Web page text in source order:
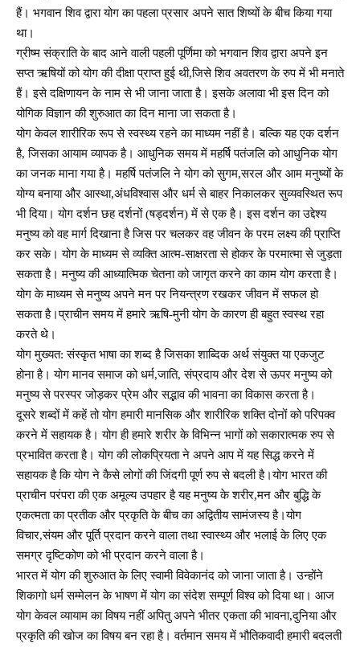
हैं। भगवान शिव द्वारा योग का पहला प्रसार अपने सात शिष्यों के बीच किया गया
था।
ग्रीष्म संक्राति के बाद आने वाली पहली पूर्णिमा को भगवान शिव द्वारा अपने इन
सप्त ऋषियों को योग की दीक्षा प्राप्त हुई थी,जिसे शिव अवतरण के रुप में भी मनाते
हैं। इसे दक्षिणायन के नाम से भी जाना जाता है। इसके अलावा भी इस दिन को
योगिक विज्ञान की शुरुआत का दिन माना जा सकता है।
योग केवल शारीरिक रूप से स्वस्थ्य रहने का माध्यम नहीं है। बल्कि यह एक दर्शन
है, जिसका आयाम व्यापक है। आधुनिक समय में महर्षि पतंजलि को आधुनिक योग
का जनक माना गया है। महर्षि पतंजलि ने योग को सुगम,सरल और आम मनुष्यों के
योग्य बनाया और आस्था,अंधविश्वास और धर्म से बाहर निकालकर सुव्यवस्थित रूप
भी दिया। योग दर्शन छह दर्शनों (षड्दर्शन) में से एक है। इस दर्शन का उद्देश्य
मनुष्य को वह मार्ग दिखाना है जिस पर चलकर वह जीवन के परम लक्ष्य की प्राप्ति
कर सके। योग के माध्यम से व्यक्ति आत्म-साक्षरता से होकर के परमात्मा से जुड़ता
सकता है। मनुष्य की आध्यात्मिक चेतना को जागृत करने का काम योग करता है।
योग के माध्यम से मनुष्य अपने मन पर नियन्त्रण रखकर जीवन में सफल हो
सकता है।प्राचीन समय में हमारे ऋषि-मुनी योग के कारण ही बहुत स्वस्थ रहा
करते थे।
योग मुख्यत: संस्कृत भाषा का शब्द है जिसका शाब्दिक अर्थ संयुक्त या एकजुट
होना है। योग मानव समाज को धर्म,जाति, संप्रदाय और देश से ऊपर मनुष्य को
मनुष्य से परस्पर जोड़कर प्रेम और सद्भाव की भावना का विकास करता है।
दूसरे शब्दों में कहें तो योग हमारी मानसिक और शारीरिक शक्ति दोनों को परिपक्व
करने में सहायक है। योग ही हमारे शरीर के विभिन्न भागों को सकारात्मक रुप से
प्रभावित करता है। योग की लोकप्रियता ने अपने आप में यह सिद्ध करने में
सहायक है कि योग ने कैसे लोगों की जिंदगी पूर्ण रुप से बदली है।योग भारत की
प्राचीन परंपरा की एक अमूल्य उपहार है यह मनुष्य के शरीर,मन और बुद्धि के
एकत्मता का प्रतीक और प्रकृति के बीच का अद्वितीय सामंजस्य है।योग
विचार,संयम और पूर्ति प्रदान करने वाला तथा स्वास्थ्य और भलाई के लिए एक
समग्र दृष्टिकोण को भी प्रदान करने वाला है।
भारत में योग की शुरुआत के लिए स्वामी विवेकानंद को जाना जाता है। उन्होंने
शिकागो धर्म सम्मेलन के भाषण में योग का संदेश सम्पूर्ण विश्व को दिया था। आज
योग केवल व्यायाम का विषय नहीं अपितु अपने भीतर एकता की भावना,दुनिया और
प्रकृति की खोज का विषय बन रहा है। वर्तमान समय में भौतिकवादी हमारी बदलती